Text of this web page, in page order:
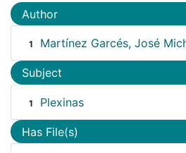
Author
1 Martínez Garcés, José
Subject
1 Plexinas
Has File(s)